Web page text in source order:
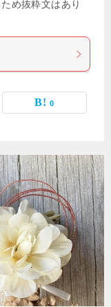
め抜粋文はあり
0